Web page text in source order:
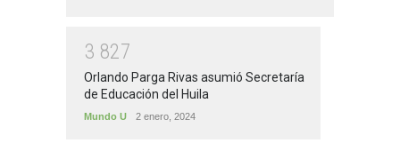
3 827
Orlando Parga Rivas asumió Secretaría
de Educación del Huila
Mundo U 2 enero, 2024